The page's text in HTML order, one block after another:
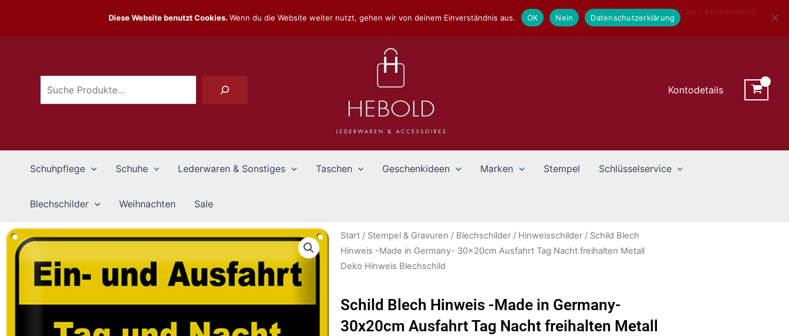
springen
Newsletter - 10% Rabatt bei Anmeldung
Suchen
Kontodetails
Schuhpflege Schuhe Lederwaren & Sonstiges Taschen Geschenkideen Marken Stempel Schlüsselservice
Blechschilder Weihnachten Sale
Start / Stempel & Gravuren / Blechschilder / Hinweisschilder / Schild Blech
Hinweis -Made in Germany- 30x20cm Ausfahrt Tag Nacht freihalten Metall
Deko Hinweis Blechschild
Schild Blech Hinweis -Made in Germany-
30x20cm Ausfahrt Tag Nacht freihalten Metall
Diese Website benutzt Cookies. Wenn du die Website weiter nutzt, gehen wir von deinem Einverständnis aus. OK Nein Datenschutzerklärung